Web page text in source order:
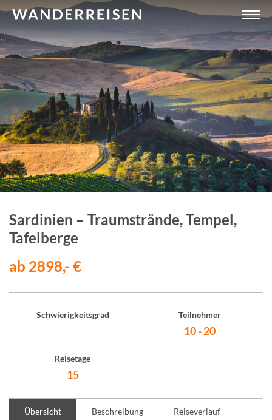
Sardinien – Traumstrände, Tempel,
Tafelberge
ab 2898,- €
Schwierigkeitsgrad Teilnehmer
10 - 20
Reisetage
15
Übersicht Beschreibung Reiseverlauf